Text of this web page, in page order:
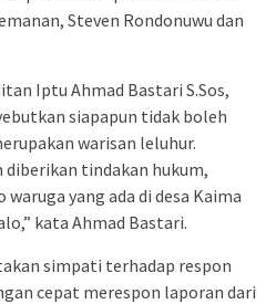
Steven Rondonuwu dan
Iptu Ahmad Bastari S.Sos,
siapapun tidak boleh
warisan leluhur.
diberikan tindakan hukum,
yang ada di desa Kaima
kata Ahmad Bastari.
simpati terhadap respon
cepat merespon laporan dari